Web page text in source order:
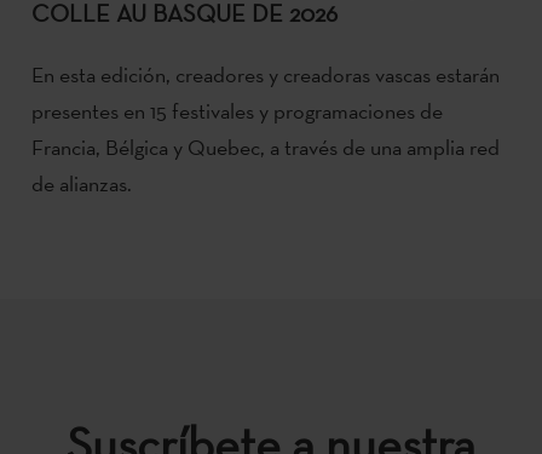
COLLE AU BASQUE DE 2026
En esta edición, creadores y creadoras vascas estarán
presentes en 15 festivales y programaciones de
Francia, Bélgica y Quebec, a través de una amplia red
de alianzas.